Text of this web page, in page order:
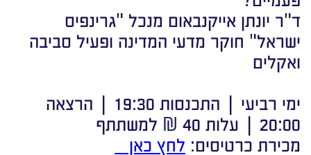
ד"ר יונתן אייקנבאום מנכל "גרינפיס
ישראל" חוקר מדעי המדינה ופעיל סביבה
ואקלים
ימי רביעי | התכנסות 19:30 | הרצאה
20:00 | עלות 40 ₪ למשתתף
מכירת כרטיסים: לחץ כאן